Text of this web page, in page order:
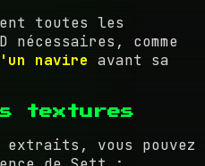
toutes les
nécessaires, comme
navire avant sa
textures
vous pouvez